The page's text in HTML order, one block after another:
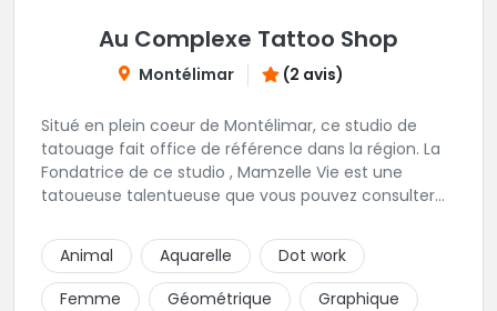
Au Complexe Tattoo Shop
Montélimar (2 avis)
Situé en plein coeur de Montélimar, ce studio de
tatouage fait office de référence dans la région. La
Fondatrice de ce studio , Mamzelle Vie est une
tatoueuse talentueuse que vous pouvez consulter
Animal
Aquarelle
Dot work
Femme
Géométrique
Graphique